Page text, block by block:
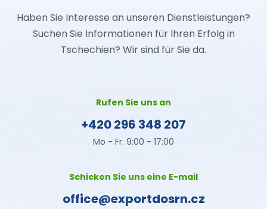
Haben Sie Interesse an unseren Dienstleistungen?
Suchen Sie Informationen für Ihren Erfolg in
Tschechien? Wir sind für Sie da.
Rufen Sie uns an
+420 296 348 207
Mo - Fr: 9:00 - 17:00
Schicken Sie uns eine E-mail
office@exportdosrn.cz